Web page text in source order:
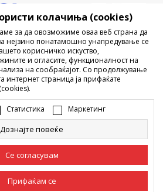
или користење на содржината од
Sport Vision, делумно или целосно a се
марки, комерцијални содржини, ниту
трети лица, јавно да се објавуваат или да
цели, без писмена согласност од БДС.МК
ДООЕЛ.
попрецизни во описот на производот,
цена, но не можеме да гарантираме дака
и без грешка. Сите прикажани
во секој момент. Достапноста на
и на телефонскиот број 02 3055
222.
колачиња (cookies)
за да овозможиме оваа веб страна да
нејзино понатамошно унапредување се
корисничко искуство,
и огласите, функционалност на
на сообраќајот. Со продолжување
страница ја прифаќате
Статистика Маркетинг
Дознајте повеќе
Се согласувам
Прифаќам се